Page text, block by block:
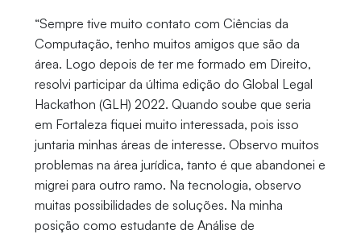
“Sempre tive muito contato com Ciências da
Computação, tenho muitos amigos que são da
área. Logo depois de ter me formado em Direito,
resolvi participar da última edição do Global Legal
Hackathon (GLH) 2022. Quando soube que seria
em Fortaleza fiquei muito interessada, pois isso
juntaria minhas áreas de interesse. Observo muitos
problemas na área jurídica, tanto é que abandonei e
migrei para outro ramo. Na tecnologia, observo
muitas possibilidades de soluções. Na minha
posição como estudante de Análise de